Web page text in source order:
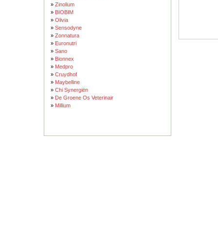
» Zinolium
» BIOBIM
» Olivia
» Sensodyne
» Zonnatura
» Euronutri
» Sano
» Bionnex
» Medpro
» Cruydhof
» Maybelline
» Chi Synergiën
» De Groene Os Veterinair
» Millium